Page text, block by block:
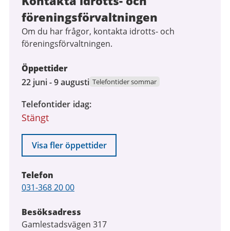
föreningsförvaltningen
Om du har frågor, kontakta idrotts- och
föreningsförvaltningen.
Öppettider
22
2026
till
augusti
2026
22 juni - 9 augusti Telefontider sommar
Telefontider idag
Stängt
Visa fler öppettider
Telefon
Telefon
031-368 20 00
Besöksadress
Gamlestadsvägen 317